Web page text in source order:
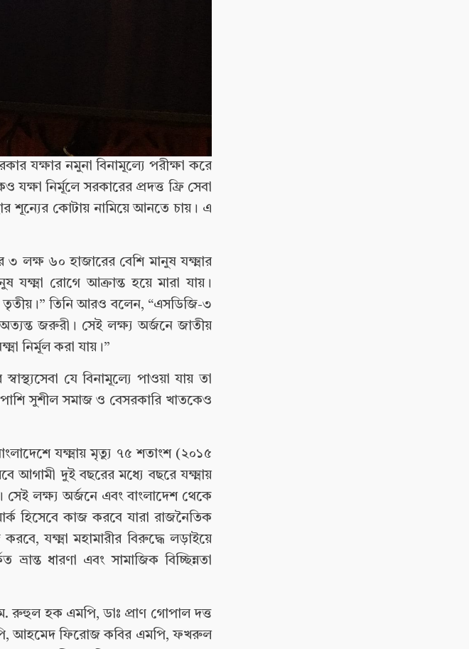
যক্ষার নমুনা বিনামূল্যে পরীক্ষা করে
নির্মূলে সরকারের প্রদত্ত ফ্রি সেবা
শূন্যের কোটায় নামিয়ে আনতে চায়। এ
৩ লক্ষ ৬০ হাজারের বেশি মানুষ যক্ষ্মার
যক্ষ্মা রোগে আক্রান্ত হয়ে মারা যায়।
তৃতীয়।” তিনি আরও বলেন, “এসডিজি-৩
অত্যন্ত জরুরী। সেই লক্ষ্য অর্জনে জাতীয়
নির্মূল করা যায়।”
যে বিনামূল্যে পাওয়া যায় তা
সুশীল সমাজ ও বেসরকারি খাতকেও
যক্ষ্মায় মৃত্যু ৭৫ শতাংশ (২০১৫
আগামী দুই বছরের মধ্যে বছরে যক্ষ্মায়
সেই লক্ষ্য অর্জনে এবং বাংলাদেশ থেকে
হিসেবে কাজ করবে যারা রাজনৈতিক
যক্ষ্মা মহামারীর বিরুদ্ধে লড়াইয়ে
ধারণা এবং সামাজিক বিচ্ছিন্নতা
রুহুল হক এমপি, ডাঃ প্রাণ গোপাল দত্ত
এমপি, আহমেদ ফিরোজ কবির এমপি, ফখরুল